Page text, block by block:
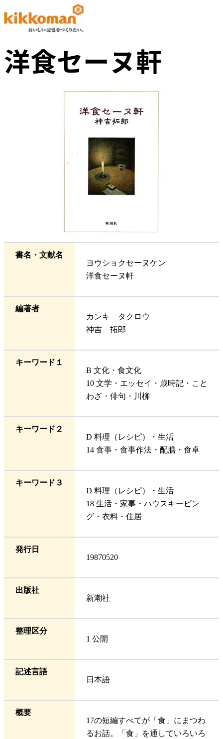
洋食セーヌ軒
書名・文献名
ヨウショクセーヌケン
洋食セーヌ軒
編著者
カンキ タクロウ
神吉 拓郎
キーワード１
B 文化・食文化
10 文学・エッセイ・歳時記・こと
わざ・俳句・川柳
キーワード２
D 料理（レシピ）・生活
14 食事・食事作法・配膳・食卓
キーワード３
D 料理（レシピ）・生活
18 生活・家事・ハウスキーピン
グ・衣料・住居
発行日
19870520
出版社
新潮社
整理区分
1 公開
記述言語
日本語
概要
17の短編すべてが「食」にまつわ
るお話。「食」を通していろいろ